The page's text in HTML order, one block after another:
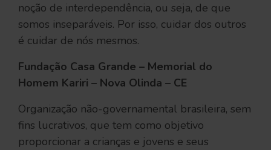
noção de interdependência, ou seja, de que
somos inseparáveis. Por isso, cuidar dos outros
é cuidar de nós mesmos.
Fundação Casa Grande – Memorial do
Homem Kariri – Nova Olinda – CE
Organização não-governamental brasileira, sem
fins lucrativos, que tem como objetivo
proporcionar a crianças e jovens e seus